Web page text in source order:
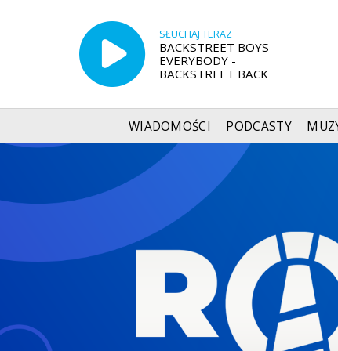
SŁUCHAJ TERAZ
BACKSTREET BOYS -
EVERYBODY -
BACKSTREET BACK
WIADOMOŚCI PODCASTY